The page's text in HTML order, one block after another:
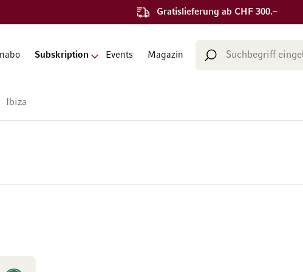
Gratislieferung ab CHF 300.–
Subskription Events Magazin
Suche
Ibiza